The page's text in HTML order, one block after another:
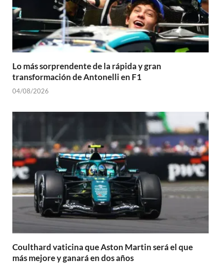
Lo más sorprendente de la rápida y gran
transformación de Antonelli en F1
04/08/2026
Coulthard vaticina que Aston Martin será el que
más mejore y ganará en dos años